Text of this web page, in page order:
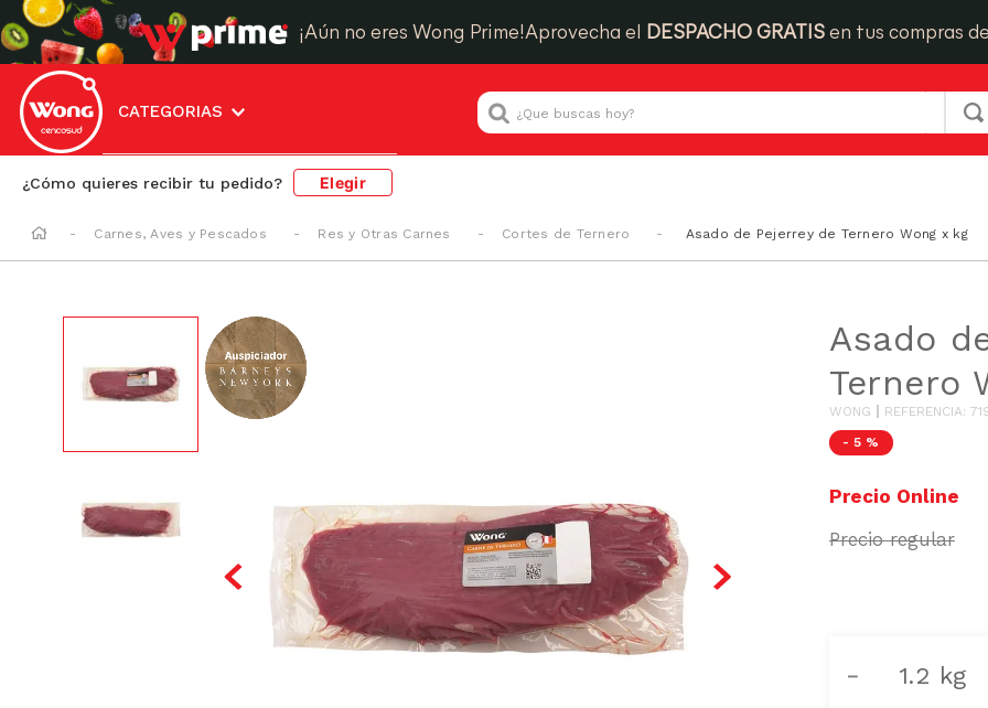
¡Aún no eres Wong Prime!Aprovecha el DESPACHO GRATIS en tus compras
CATEGORIAS
¿Que buscas hoy?
¿Cómo quieres recibir tu pedido? Elegir
Carnes, Aves y Pescados Res y Otras Carnes Cortes de Ternero Asado de Pejerrey de Ternero Wong x kg
Asado
Ternero
WONG REFERENCIA:
- 5 %
－